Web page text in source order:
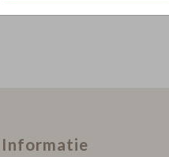
Informatie